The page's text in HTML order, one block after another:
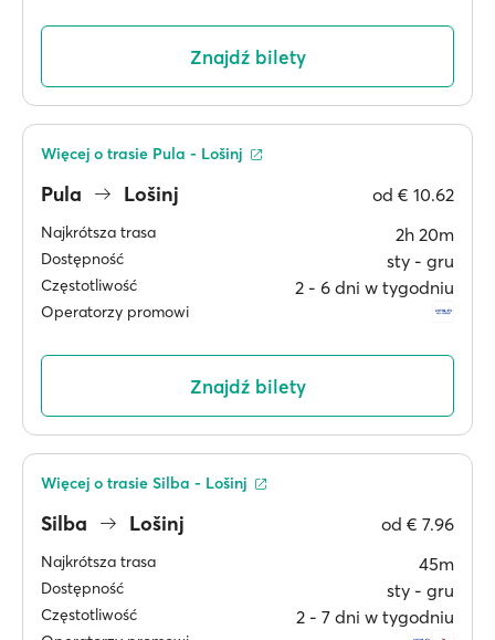
Znajdź bilety
Pula Lošinj od € 10.62
Najkrótsza trasa 2h 20m
Dostępność sty ‐ gru
Częstotliwość 2 ‐ 6 dni w tygodniu
Operatorzy promowi
Więcej o trasie Pula - Lošinj
Znajdź bilety
Silba Lošinj od € 7.96
Najkrótsza trasa 45m
Dostępność sty ‐ gru
Częstotliwość 2 ‐ 7 dni w tygodniu
Więcej o trasie Silba - Lošinj